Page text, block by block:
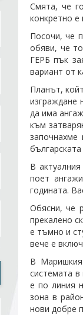
Смята, че
конкретно е
Посочи, че
обяви, че
ГЕРБ пък
вариант от
Планът,
изграждане
да има
към
започнахме
В
поет
годината.
Обясни, че
прекалено
е тъмно и
вече е
В Маришкия
системата
е по линия
зона в
нови добре